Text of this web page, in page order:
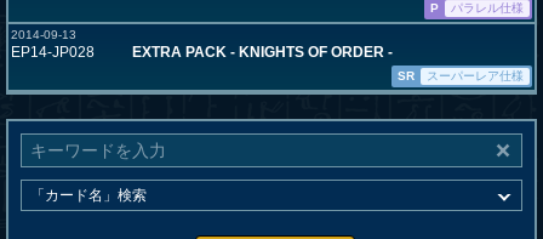
P
パラレル仕様
2014-09-13
EP14-JP028 EXTRA PACK - KNIGHTS OF ORDER -
SR スーパーレア仕様